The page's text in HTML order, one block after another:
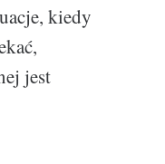
kiedy
jest